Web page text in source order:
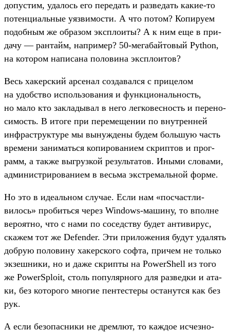
допус­тим, уда­лось его передать и раз­ведать какие‑то
потен­циаль­ные уяз­вимос­ти. А что потом? Копиру­ем
подоб­ным же обра­зом экс­пло­иты? А к ним еще в при­
дачу — ран­тайм, нап­ример? 50-мегабай­товый Python,
на котором написа­на полови­на экс­пло­итов?
Весь хакер­ский арсе­нал соз­давал­ся с при­целом
на удобс­тво исполь­зования и фун­кци­ональ­ность,
но мало кто зак­ладывал в него лег­ковес­ность и перено­
симость. В ито­ге при переме­щении по внут­ренней
инфраструк­туре мы вынуж­дены будем боль­шую часть
вре­мени занимать­ся копиро­вани­ем скрип­тов и прог­
рамм, а так­же выг­рузкой резуль­татов. Ины­ми сло­вами,
адми­нис­три­рова­нием в весь­ма экс­тре­маль­ной фор­ме.
Но это в иде­аль­ном слу­чае. Если нам «пос­час­тли­
вилось» про­бить­ся через Windows-машину, то впол­не
веро­ятно, что с нами по соседс­тву будет анти­вирус,
ска­жем тот же Defender. Эти при­ложе­ния будут уда­лять
доб­рую полови­ну хакер­ско­го соф­та, при­чем не толь­ко
экзешни­ки, но и даже скрип­ты на PowerShell из того
же PowerSploit, столь популяр­ного для раз­ведки и ата­
ки, без которо­го мно­гие пен­тесте­ры оста­нут­ся как без
рук.
А если безопас­ники не дрем­лют, то каж­дое исчезно­